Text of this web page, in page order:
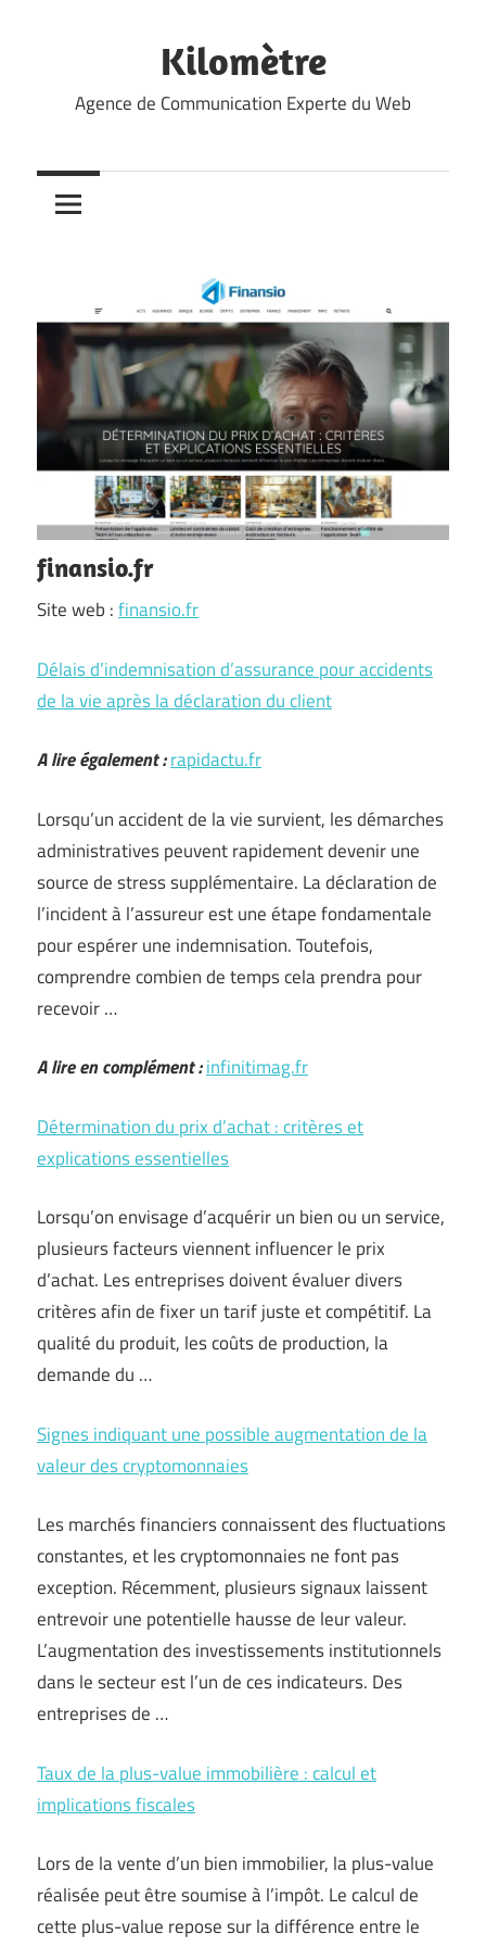
Kilomètre
Agence de Communication Experte du Web
finansio.fr
Site web :finansio.fr
Délais d’indemnisation d’assurance pour accidents
de la vie après la déclaration du client
A lire également :rapidactu.fr
Lorsqu’un accident de la vie survient, les démarches
administratives peuvent rapidement devenir une
source de stress supplémentaire. La déclaration de
l’incident à l’assureur est une étape fondamentale
pour espérer une indemnisation. Toutefois,
comprendre combien de temps cela prendra pour
recevoir …
A lire en complément :infinitimag.fr
Détermination du prix d’achat : critères et
explications essentielles
Lorsqu’on envisage d’acquérir un bien ou un service,
plusieurs facteurs viennent influencer le prix
d’achat. Les entreprises doivent évaluer divers
critères afin de fixer un tarif juste et compétitif. La
qualité du produit, les coûts de production, la
demande du …
Signes indiquant une possible augmentation de la
valeur des cryptomonnaies
Les marchés financiers connaissent des fluctuations
constantes, et les cryptomonnaies ne font pas
exception. Récemment, plusieurs signaux laissent
entrevoir une potentielle hausse de leur valeur.
L’augmentation des investissements institutionnels
dans le secteur est l’un de ces indicateurs. Des
entreprises de …
Taux de la plus-value immobilière : calcul et
implications fiscales
Lors de la vente d’un bien immobilier, la plus-value
réalisée peut être soumise à l’impôt. Le calcul de
cette plus-value repose sur la différence entre le